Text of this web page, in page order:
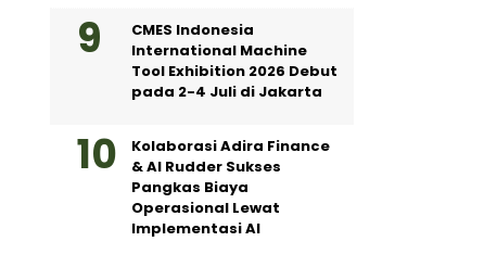
CMES Indonesia
International Machine
Tool Exhibition 2026 Debut
pada 2-4 Juli di Jakarta
Kolaborasi Adira Finance
& AI Rudder Sukses
Pangkas Biaya
Operasional Lewat
Implementasi AI